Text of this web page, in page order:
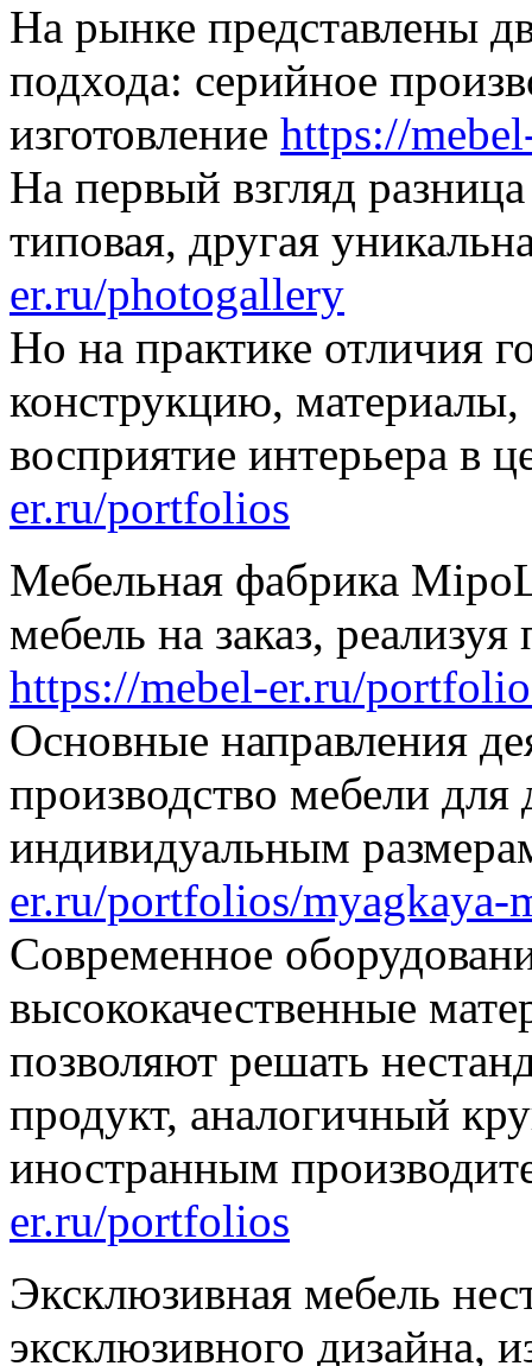
На рынке представлены
подхода: серийное
изготовление https://
На первый взгляд
типовая, другая
er.ru/photogallery
Но на практике отличия
конструкцию,
восприятие интерьера в
er.ru/portfolios
Мебельная фабрика
мебель на заказ,
https://mebel-er.ru/
Основные направления
производство мебели
индивидуальным
er.ru/portfolios/myagkaya-
Современное
высококачественные
позволяют решать
продукт, аналогичный
иностранным
er.ru/portfolios
Эксклюзивная мебель
эксклюзивного дизайна,